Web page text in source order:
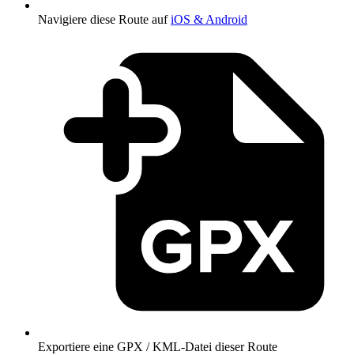
Navigiere diese Route aufiOS & Android
Exportiere eine GPX / KML-Datei dieser Route